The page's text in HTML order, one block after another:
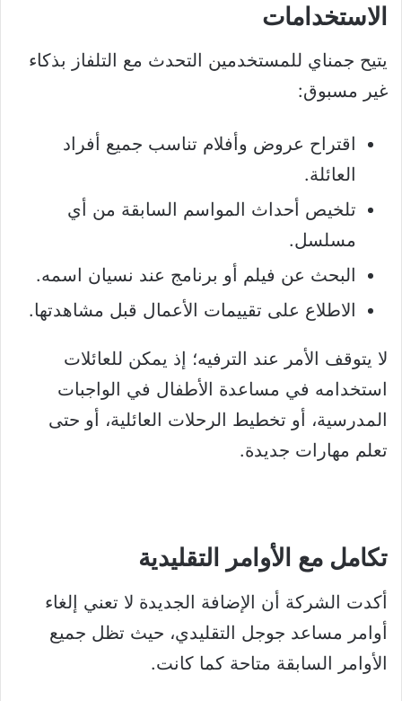
الاستخدامات
يتيح جمناي للمستخدمين التحدث مع التلفاز بذكاء
غير مسبوق:
اقتراح عروض وأفلام تناسب جميع أفراد
العائلة.
تلخيص أحداث المواسم السابقة من أي
مسلسل.
البحث عن فيلم أو برنامج عند نسيان اسمه.
الاطلاع على تقييمات الأعمال قبل مشاهدتها.
لا يتوقف الأمر عند الترفيه؛ إذ يمكن للعائلات
استخدامه في مساعدة الأطفال في الواجبات
المدرسية، أو تخطيط الرحلات العائلية، أو حتى
تعلم مهارات جديدة.
تكامل مع الأوامر التقليدية
أكدت الشركة أن الإضافة الجديدة لا تعني إلغاء
أوامر مساعد جوجل التقليدي، حيث تظل جميع
الأوامر السابقة متاحة كما كانت.